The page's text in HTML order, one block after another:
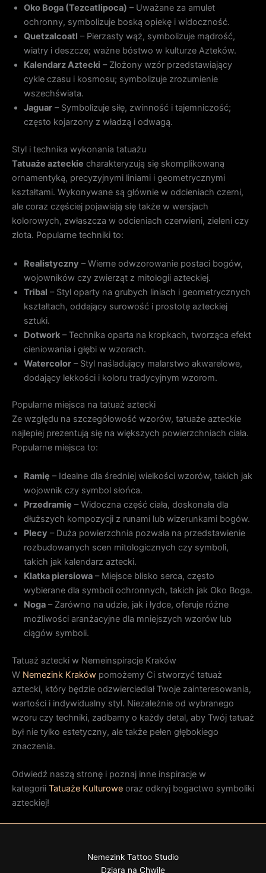
Oko Boga (Tezcatlipoca) – Uważane za amulet
ochronny, symbolizuje boską opiekę i widoczność.
Quetzalcoatl – Pierzasty wąż, symbolizuje mądrość,
wiatry i deszcze; ważne bóstwo w kulturze Azteków.
Kalendarz Aztecki – Złożony wzór przedstawiający
cykle czasu i kosmosu; symbolizuje zrozumienie
wszechświata.
Jaguar – Symbolizuje siłę, zwinność i tajemniczość;
często kojarzony z władzą i odwagą.
Styl i technika wykonania tatuażu
Tatuaże azteckie charakteryzują się skomplikowaną
ornamentyką, precyzyjnymi liniami i geometrycznymi
kształtami. Wykonywane są głównie w odcieniach czerni,
ale coraz częściej pojawiają się także w wersjach
kolorowych, zwłaszcza w odcieniach czerwieni, zieleni czy
złota. Popularne techniki to:
Realistyczny – Wierne odwzorowanie postaci bogów,
wojowników czy zwierząt z mitologii azteckiej.
Tribal – Styl oparty na grubych liniach i geometrycznych
kształtach, oddający surowość i prostotę azteckiej
sztuki.
Dotwork – Technika oparta na kropkach, tworząca efekt
cieniowania i głębi w wzorach.
Watercolor – Styl naśladujący malarstwo akwarelowe,
dodający lekkości i koloru tradycyjnym wzorom.
Popularne miejsca na tatuaż aztecki
Ze względu na szczegółowość wzorów, tatuaże azteckie
najlepiej prezentują się na większych powierzchniach ciała.
Popularne miejsca to:
Ramię – Idealne dla średniej wielkości wzorów, takich jak
wojownik czy symbol słońca.
Przedramię – Widoczna część ciała, doskonała dla
dłuższych kompozycji z runami lub wizerunkami bogów.
Plecy – Duża powierzchnia pozwala na przedstawienie
rozbudowanych scen mitologicznych czy symboli,
takich jak kalendarz aztecki.
Klatka piersiowa – Miejsce blisko serca, często
wybierane dla symboli ochronnych, takich jak Oko Boga.
Noga – Zarówno na udzie, jak i łydce, oferuje różne
możliwości aranżacyjne dla mniejszych wzorów lub
ciągów symboli.
Tatuaż aztecki w Nemeinspiracje Kraków
W Nemezink Kraków pomożemy Ci stworzyć tatuaż
aztecki, który będzie odzwierciedlał Twoje zainteresowania,
wartości i indywidualny styl. Niezależnie od wybranego
wzoru czy techniki, zadbamy o każdy detal, aby Twój tatuaż
był nie tylko estetyczny, ale także pełen głębokiego
znaczenia.
Odwiedź naszą stronę i poznaj inne inspiracje w
kategorii Tatuaże Kulturowe oraz odkryj bogactwo symboliki
azteckiej!
Nemezink Tattoo Studio
Dziara na Chwilę